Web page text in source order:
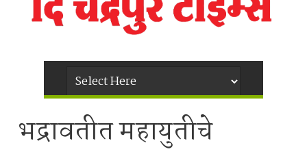
भद्रावतीत महायुतीचे